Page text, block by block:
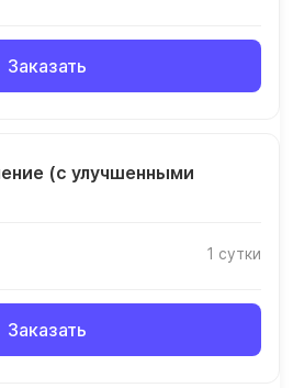
Заказать
(с улучшенными
1 сутки
Заказать